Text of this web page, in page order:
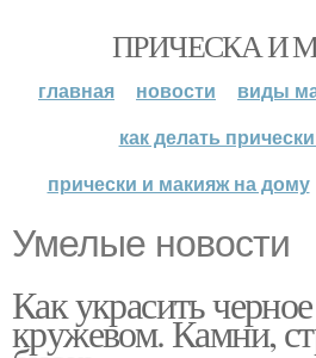
ПРИЧЕСКА И
главная новости
виды
как делать
прически и макияж на дому
Умелые новости
Как украсить
кружевом. Камни,